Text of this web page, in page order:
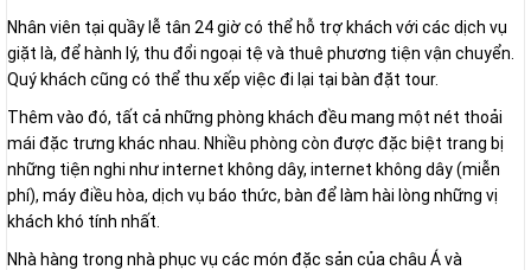
Nhân viên tại quầy lễ tân 24 giờ có thể hỗ trợ khách với các dịch vụ
giặt là, để hành lý, thu đổi ngoại tệ và thuê phương tiện vận chuyển.
Quý khách cũng có thể thu xếp việc đi lại tại bàn đặt tour.
Thêm vào đó, tất cả những phòng khách đều mang một nét thoải
mái đặc trưng khác nhau. Nhiều phòng còn được đặc biệt trang bị
những tiện nghi như internet không dây, internet không dây (miễn
phí), máy điều hòa, dịch vụ báo thức, bàn để làm hài lòng những vị
khách khó tính nhất.
Nhà hàng trong nhà phục vụ các món đặc sản của châu Á và